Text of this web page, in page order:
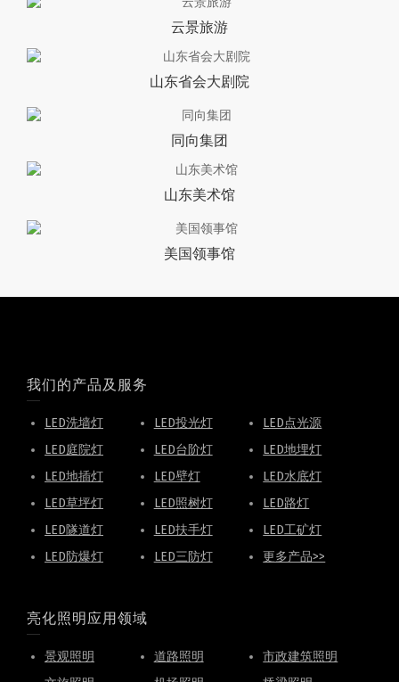
云景旅游
山东省会大剧院
同向集团
山东美术馆
美国领事馆
我们的产品及服务
LED洗墙灯 LED投光灯
LED点光源
LED庭院灯
LED台阶灯
LED地埋灯
LED地插灯
LED壁灯
LED水底灯
LED草坪灯
LED照树灯
LED路灯
LED隧道灯
LED扶手灯
LED工矿灯
LED防爆灯
LED三防灯 更多产品>>
亮化照明应用领域
景观照明 道路照明
市政建筑照明